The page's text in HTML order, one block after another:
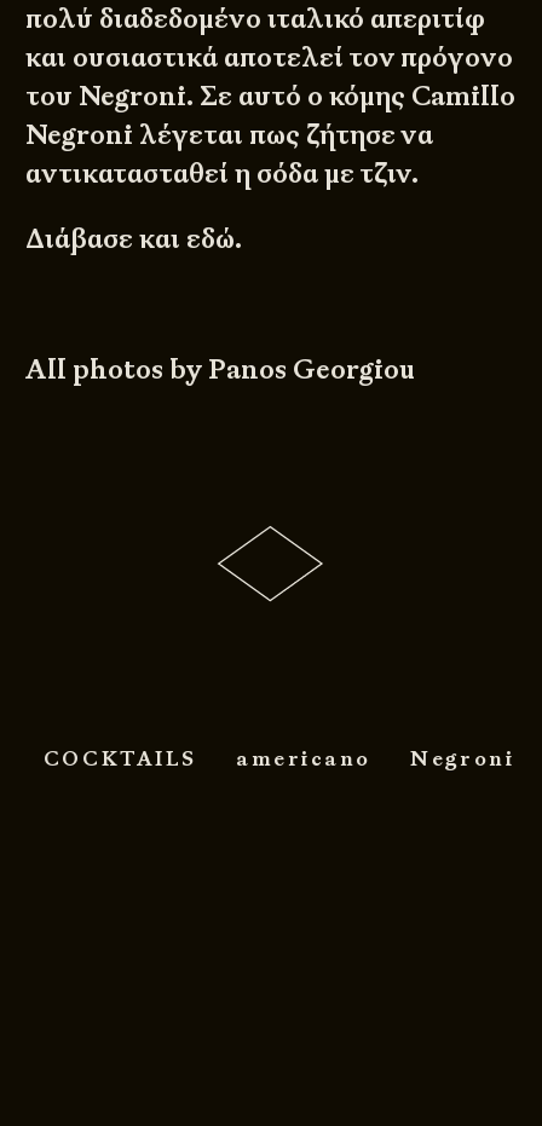
πολύ διαδεδομένο ιταλικό απεριτίφ
και ουσιαστικά αποτελεί τον πρόγονο
του Negroni. Σε αυτό ο κόμης Camillo
Negroni λέγεται πως ζήτησε να
αντικατασταθεί η σόδα με τζιν.
Διάβασε και εδώ.
All photos by Panos Georgiou
COCKTAILS americano Negroni